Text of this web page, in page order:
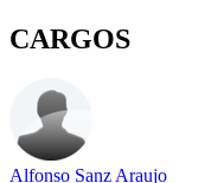
CARGOS
Alfonso Sanz Araujo